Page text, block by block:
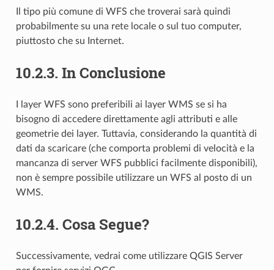
Il tipo più comune di WFS che troverai sarà quindi
probabilmente su una rete locale o sul tuo computer,
piuttosto che su Internet.
10.2.3. In Conclusione
I layer WFS sono preferibili ai layer WMS se si ha
bisogno di accedere direttamente agli attributi e alle
geometrie dei layer. Tuttavia, considerando la quantità di
dati da scaricare (che comporta problemi di velocità e la
mancanza di server WFS pubblici facilmente disponibili),
non è sempre possibile utilizzare un WFS al posto di un
WMS.
10.2.4. Cosa Segue?
Successivamente, vedrai come utilizzare QGIS Server